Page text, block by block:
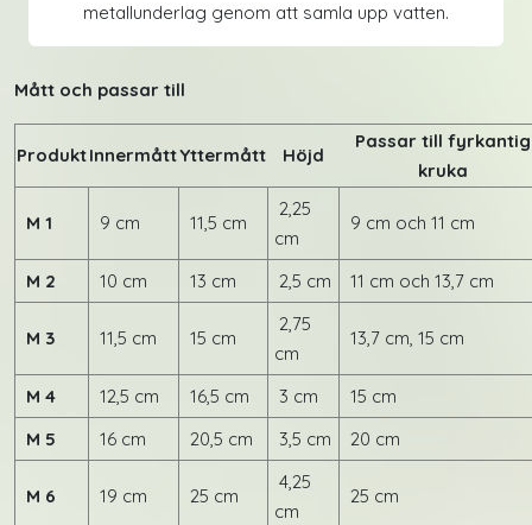
metallunderlag genom att samla upp vatten.
Mått och passar till
ProduktInnermåttYttermått Höjd
Passar till fyrkantig
kruka
M 1 9 cm 11,5 cm
2,25
cm
9 cm och 11 cm
M 2 10 cm 13 cm 2,5 cm 11 cm och 13,7 cm
M 3 11,5 cm 15 cm
2,75
cm
13,7 cm, 15 cm
M 4 12,5 cm 16,5 cm 3 cm
15 cm
M 5
16 cm 20,5 cm 3,5 cm 20 cm
M 6 19 cm 25 cm
4,25
cm
25 cm